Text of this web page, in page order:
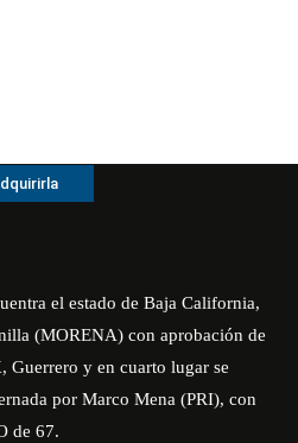
el estado de Baja California,
(MORENA) con aprobación de
Guerrero y en cuarto lugar se
por Marco Mena (PRI), con
de 67.